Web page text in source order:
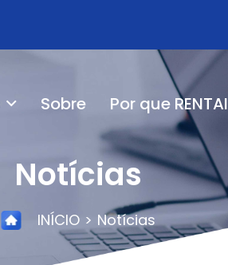
Sobre Por que RENTAI
Notícias
INÍCIO Notícias